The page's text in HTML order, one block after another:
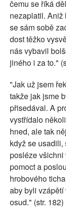
čemu se říká
nezaplatil. Aniž
se sám sobě
dost těžko
nás vybavil
jiného i za to."
"Jak už jsem
takže jak jsme
přisedával. A
vystřídalo
hned, ale tak
když se
posléze všichni
pomoct a
hrobového
aby byli
osud." (str. 182)